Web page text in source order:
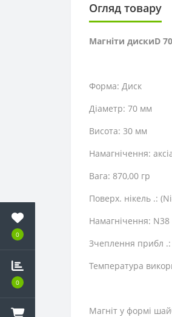
0
0
Огляд товару
Магніти дискиD
Форма: Диск
Діаметр: 70 мм
Висота: 30 мм
Намагнічення:
Вага: 870,00 гр
Поверх. нікель .:
Намагнічення: N38
Зчеплення прибл .:
Температура
Магніт у формі